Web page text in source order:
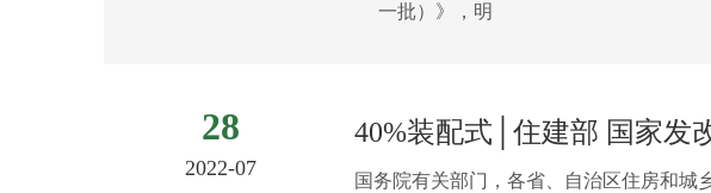
一批）》，明
28
2022-07
40%装配式│住建部 国家发
国务院有关部门，各省、自治区住房和城